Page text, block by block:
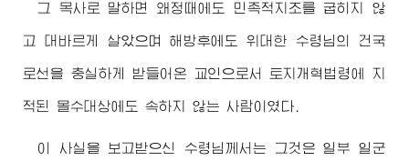
그 목사로 말하면 왜정때에도 민족적지조를 굽히지 않
고 대바르게 살았으며 해방후에도위대한 수령님의 건국
로선을 충실하게 받들어온 교인으로서 토지개혁법령에 지
적된 몰수대상에도 속하지 않는 사람이였다.
이 사실을 보고받으신 수령님께서 는 그것은 일부 일군